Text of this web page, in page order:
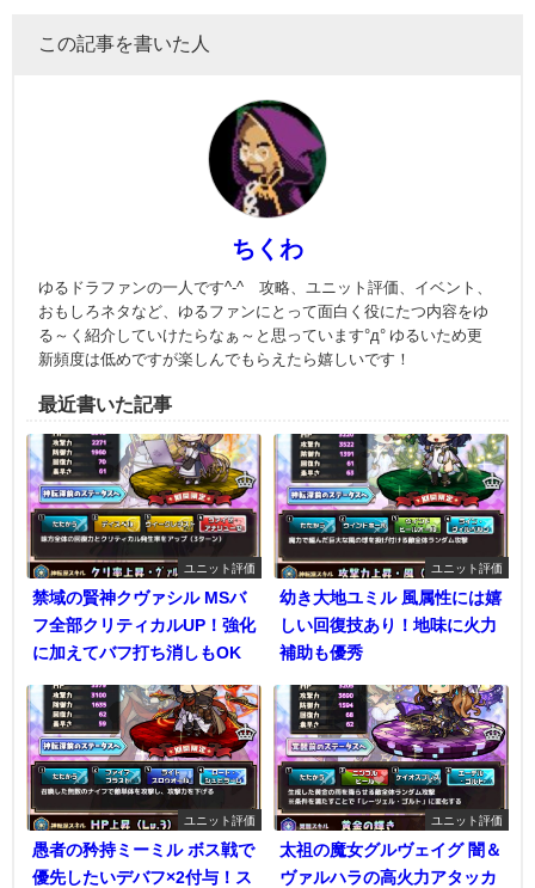
この記事を書いた人
ちくわ
ゆるドラファンの一人です^-^ 攻略、ユニット評価、イベント、
おもしろネタなど、ゆるファンにとって面白く役にたつ内容をゆ
る～く紹介していけたらなぁ～と思っています°д° ゆるいため更
新頻度は低めですが楽しんでもらえたら嬉しいです！
最近書いた記事
ユニット評価
禁域の賢神クヴァシル MSバ
フ全部クリティカルUP！強化
に加えてバフ打ち消しもOK
ユニット評価
幼き大地ユミル 風属性には嬉
しい回復技あり！地味に火力
補助も優秀
ユニット評価
愚者の矜持ミーミル ボス戦で
優先したいデバフ×2付与！ス
ユニット評価
太祖の魔女グルヴェイグ 闇＆
ヴァルハラの高火力アタッカ